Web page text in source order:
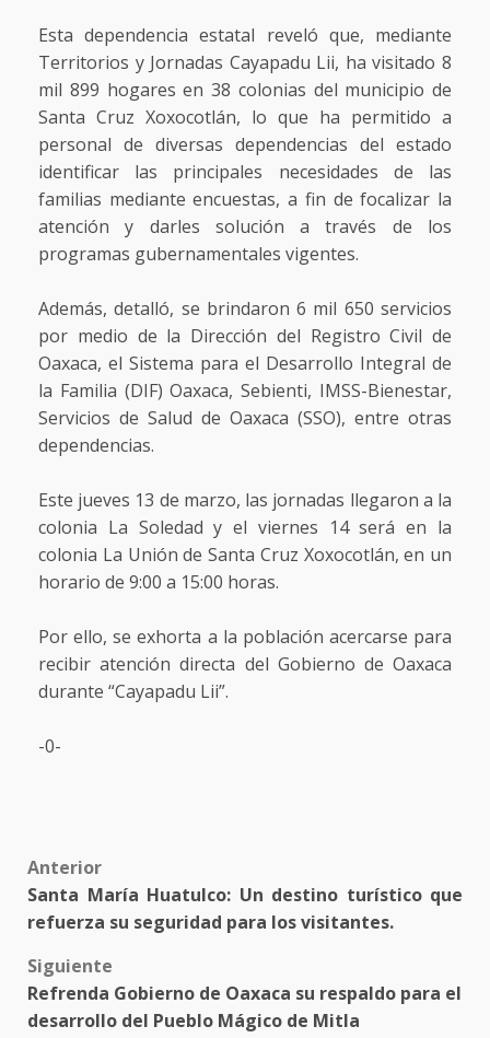
Esta dependencia estatal reveló que, mediante
Territorios y Jornadas Cayapadu Lii, ha visitado 8
mil 899 hogares en 38 colonias del municipio de
Santa Cruz Xoxocotlán, lo que ha permitido a
personal de diversas dependencias del estado
identificar las principales necesidades de las
familias mediante encuestas, a fin de focalizar la
atención y darles solución a través de los
programas gubernamentales vigentes.
Además, detalló, se brindaron 6 mil 650 servicios
por medio de la Dirección del Registro Civil de
Oaxaca, el Sistema para el Desarrollo Integral de
la Familia (DIF) Oaxaca, Sebienti, IMSS-Bienestar,
Servicios de Salud de Oaxaca (SSO), entre otras
dependencias.
Este jueves 13 de marzo, las jornadas llegaron a la
colonia La Soledad y el viernes 14 será en la
colonia La Unión de Santa Cruz Xoxocotlán, en un
horario de 9:00 a 15:00 horas.
Por ello, se exhorta a la población acercarse para
recibir atención directa del Gobierno de Oaxaca
durante “Cayapadu Lii”.
-0-
Post
navigation
Anterior
Santa María Huatulco: Un destino turístico que
refuerza su seguridad para los visitantes.
Siguiente
Refrenda Gobierno de Oaxaca su respaldo para el
desarrollo del Pueblo Mágico de Mitla